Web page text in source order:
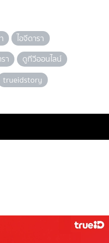
ไอจีดารา
า
ดูทีวีออนไลน์
trueidstory